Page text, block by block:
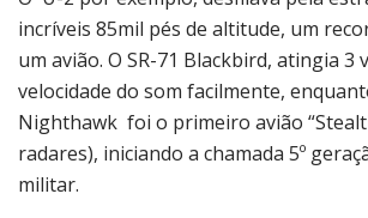
incríveis 85mil pés de altitude, um
um avião. O SR-71 Blackbird, atingia 3
velocidade do som facilmente,
Nighthawk foi o primeiro avião
radares), iniciando a chamada 5º
militar.